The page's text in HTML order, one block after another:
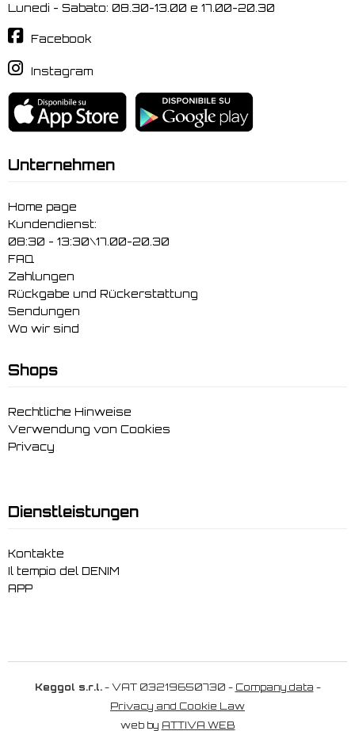
Lunedi - Sabato: 08.30-13.00 e 17.00-20.30
Facebook
Instagram
Unternehmen
Home page
Kundendienst:
08:30 - 13:30\17.00-20.30
FAQ
Zahlungen
Rückgabe und Rückerstattung
Sendungen
Wo wir sind
Shops
Rechtliche Hinweise
Verwendung von Cookies
Privacy
Dienstleistungen
Kontakte
Il tempio del DENIM
APP
Keggol s.r.l.- VAT 03219650730 - Company data -
Privacy and Cookie Law
web by ATTIVA WEB